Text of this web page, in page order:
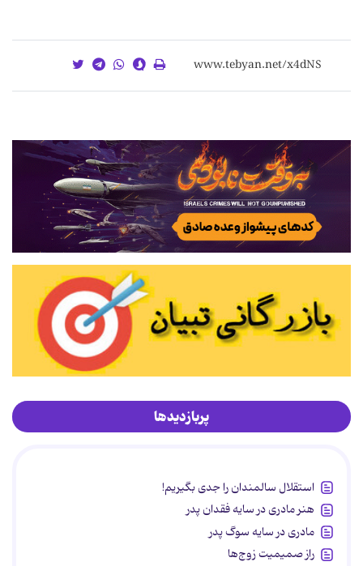
پربازدیدها
استقلال سالمندان را جدی بگیریم!
هنر مادری در سایه‌ فقدان پدر
مادری در سایه سوگ پدر
راز صمیمیت زوج‌ها